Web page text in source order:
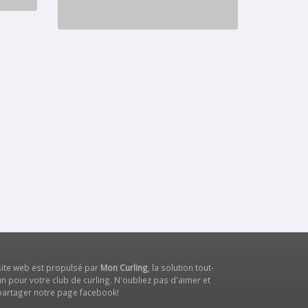
web est propulsé par Mon Curling , la solution tout-
pour votre club de curling. N'oubliez pas d'aimer et
notre page facebook!